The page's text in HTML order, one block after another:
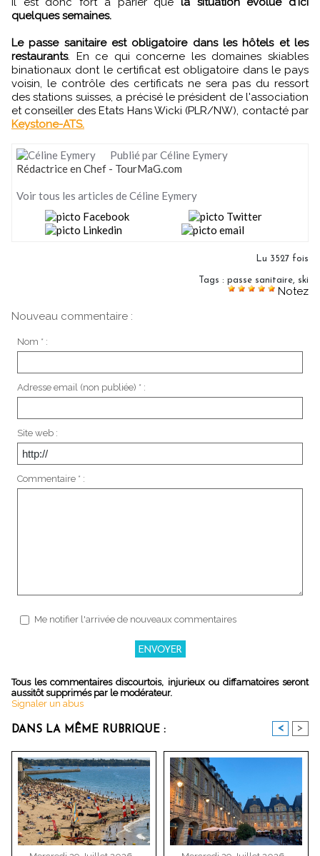
quelques semaines.
Le passe sanitaire est obligatoire dans les hôtels et les
restaurants. En ce qui concerne les domaines skiables
binationaux dont le certificat est obligatoire dans le pays
voisin, le contrôle des certificats ne sera pas du ressort
des stations suisses, a précisé le président de l'association
et conseiller des Etats Hans Wicki (PLR/NW), contacté par
Keystone-ATS.
Publié par Céline Eymery
Rédactrice en Chef - TourMaG.com
Voir tous les articles de Céline Eymery
Lu 3527 fois
Tags : passe sanitaire, ski
Notez
Nouveau commentaire :
Nom * :
Adresse email (non publiée) * :
Site web :
Commentaire * :
Me notifier l'arrivée de nouveaux commentaires
Tous les commentaires discourtois, injurieux ou diffamatoires seront
aussitôt supprimés par le modérateur.
Signaler un abus
DANS LA MÊME RUBRIQUE : < >